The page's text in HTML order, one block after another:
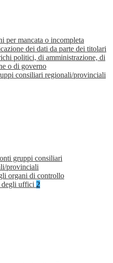
per mancata o incompleta
dei dati da parte dei titolari
politici, di amministrazione, di
o di governo
consiliari regionali/provinciali
gruppi consiliari
provinciali
organi di controllo
uffici 2